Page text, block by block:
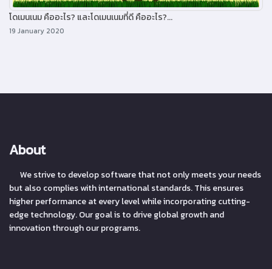
โดเมนเนม คืออะไร? และโดเมนเนมที่ดี คืออะไร?...
19 January 2020
About
We strive to develop software that not only meets your needs
but also complies with international standards. This ensures
higher performance at every level while incorporating cutting-
edge technology. Our goal is to drive global growth and
innovation through our programs.